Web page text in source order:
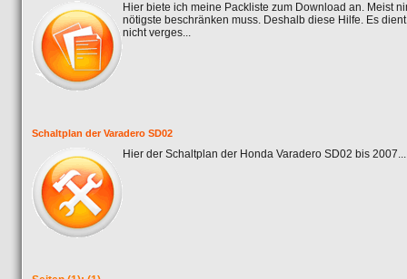
Hier biete ich meine Packliste zum Download an. Meist
nötigste beschränken muss. Deshalb diese Hilfe. Es
nicht verges...
Schaltplan der Varadero SD02
Hier der Schaltplan der Honda Varadero SD02 bis